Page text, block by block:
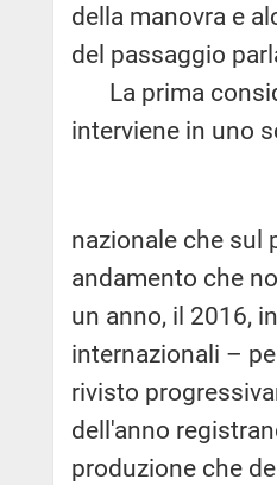
della manovra e
del passaggio
La prima
interviene in uno
nazionale che sul
andamento che
un anno, il 2016,
internazionali –
rivisto
dell'anno
produzione che